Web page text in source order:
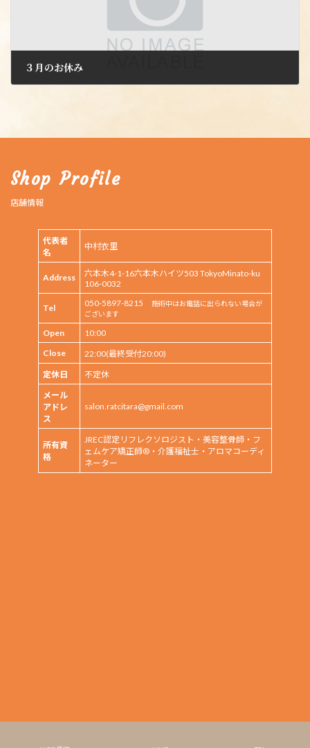
３月のお休み
Shop Profile
店舗情報
代表者
名
中村衣里
Address
六本木4-1-16六本木ハイツ503 TokyoMinato-ku
106-0032
Tel 050-5897-8215
施術中はお電話に出られない場合が
ございます
Open
10:00
Close
22:00(最終受付20:00)
定休日
不定休
メール
アドレ
ス
salon.ratcitara@gmail.com
所有資
格
JREC認定リフレクソロジスト・美容整骨師・フ
ェムケア矯正師®・介護福祉士・アロマコーディ
ネーター